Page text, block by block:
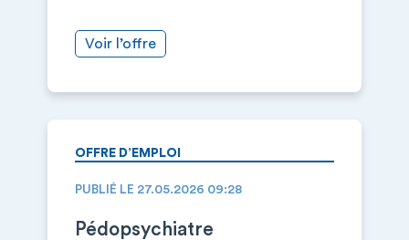
Voir l’offre
OFFRE D’EMPLOI
PUBLIÉ LE 27.05.2026 09:28
Pédopsychiatre